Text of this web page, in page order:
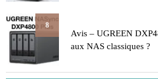
8
Avis – UGREEN
aux NAS classiques ?